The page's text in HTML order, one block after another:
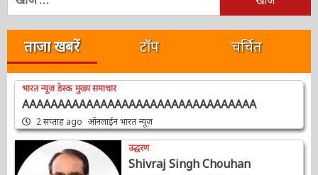
को
खोजें:
ताजा खबरें टॉप चर्चित
भारत न्यूज़ डेस्क मुख्य समाचार
AAAAAAAAAAAAAAAAAAAAAAAAAAAAAAAAA
2 सप्ताह ago ऑनलाईन भारत न्यूज़
उद्धरण
Shivraj Singh Chouhan